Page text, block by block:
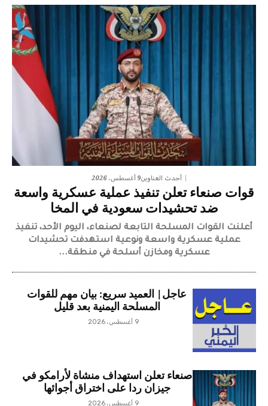
أحدث العناوين9 أغسطس، 2026
قوات صنعاء تعلن تنفيذ عملية عسكرية واسعة
ضد تحشيدات سعودية في المخا
​أعلنت القوات المسلحة التابعة لصنعاء، اليوم الأحد، تنفيذ
عملية عسكرية واسعة ونوعية استهدفت تحشيدات
عسكرية ومخازن أسلحة في منطقة...
عاجل| العميد سريع: بيان مهم للقوات
المسلحة اليمنية بعد قليل
9 أغسطس، 2026
صنعاء تعلن استهداف منشاة لأرامكو في
جيزان ردا على اختراق أجوائها
9 أغسطس، 2026